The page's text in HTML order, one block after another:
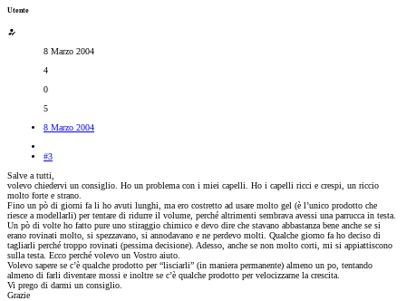
Utente
8 Marzo 2004
4
0
5
8 Marzo 2004
#3
Salve a tutti,
volevo chiedervi un consiglio. Ho un problema con i miei capelli. Ho i capelli ricci e crespi, un riccio
molto forte e strano.
Fino un pò di giorni fa li ho avuti lunghi, ma ero costretto ad usare molto gel (è l’unico prodotto che
riesce a modellarli) per tentare di ridurre il volume, perché altrimenti sembrava avessi una parrucca in testa.
Un pò di volte ho fatto pure uno stiraggio chimico e devo dire che stavano abbastanza bene anche se si
erano rovinati molto, si spezzavano, si annodavano e ne perdevo molti. Qualche giorno fa ho deciso di
tagliarli perché troppo rovinati (pessima decisione). Adesso, anche se non molto corti, mi si appiattiscono
sulla testa. Ecco perché volevo un Vostro aiuto.
Volevo sapere se c’è qualche prodotto per “lisciarli” (in maniera permanente) almeno un po, tentando
almeno di farli diventare mossi e inoltre se c’è qualche prodotto per velocizzarne la crescita.
Vi prego di darmi un consiglio.
Grazie